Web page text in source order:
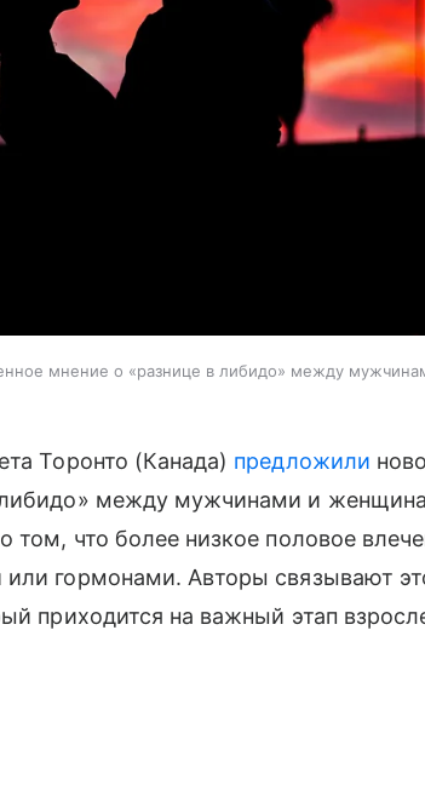
мнение о «разнице в либидо» между
Торонто (Канада) предложили
между мужчинами и
том, что более низкое половое
гормонами. Авторы связывают
приходится на важный этап